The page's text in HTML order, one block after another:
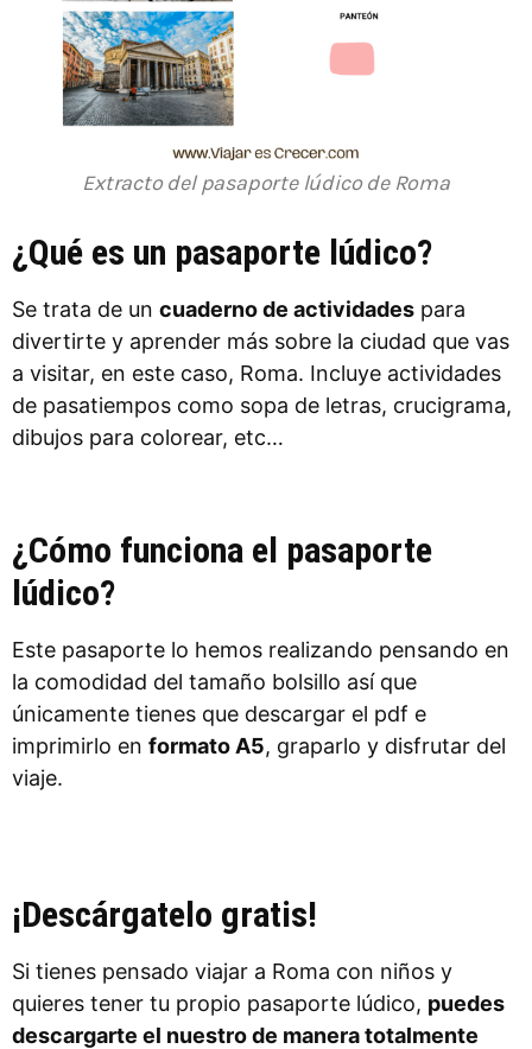
Extracto del pasaporte lúdico de Roma
¿Qué es un pasaporte lúdico?
Se trata de un cuaderno de actividades para
divertirte y aprender más sobre la ciudad que vas
a visitar, en este caso, Roma. Incluye actividades
de pasatiempos como sopa de letras, crucigrama,
dibujos para colorear, etc…
¿Cómo funciona el pasaporte
lúdico?
Este pasaporte lo hemos realizando pensando en
la comodidad del tamaño bolsillo así que
únicamente tienes que descargar el pdf e
imprimirlo en formato A5, graparlo y disfrutar del
viaje.
¡Descárgatelo gratis!
Si tienes pensado viajar a Roma con niños y
quieres tener tu propio pasaporte lúdico, puedes
descargarte el nuestro de manera totalmente